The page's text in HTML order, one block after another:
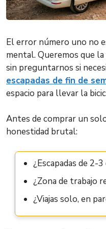
El error número uno no
mental. Queremos que
sin preguntarnos si
escapadas de fin de
espacio para llevar la
Antes de comprar un
honestidad brutal:
¿Escapadas de 2-
¿Zona de trabajo
¿Viajas solo, en